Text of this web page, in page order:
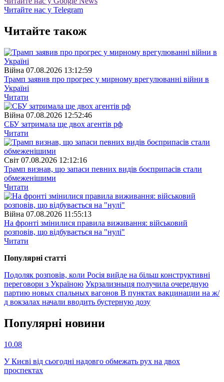
Читайте нас у Telegram
Читайте також
Війна 07.08.2026 13:12:59
Трамп заявив про прогрес у мирному врегулюванні війни в
Україні
Читати
Війна 07.08.2026 12:52:46
СБУ затримала ще двох агентів рф
Читати
Свiт 07.08.2026 12:12:16
Трамп визнав, що запаси певних видів боєприпасів стали
обмеженішими
Читати
Війна 07.08.2026 11:55:13
На фронті змінилися правила виживання: військовий
розповів, що відбувається на "нулі"
Читати
Популярнi статтi
Подоляк розповів, коли Росія вийде на більш конструктивні
переговори з Україною Укрзализныця получила очередную
партию новых спальных вагонов В пунктах вакцинации на ж/
д вокзалах начали вводить бустерную дозу
Популярнi новини
10.08
У Києві від сьогодні надовго обмежать рух на двох
проспектах